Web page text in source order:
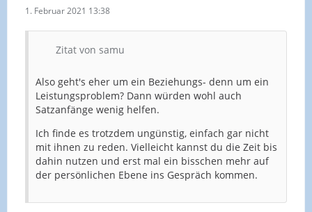
1. Februar 2021 13:38
Zitat von samu
Also geht's eher um ein Beziehungs- denn um ein
Leistungsproblem? Dann würden wohl auch
Satzanfänge wenig helfen.
Ich finde es trotzdem ungünstig, einfach gar nicht
mit ihnen zu reden. Vielleicht kannst du die Zeit bis
dahin nutzen und erst mal ein bisschen mehr auf
der persönlichen Ebene ins Gespräch kommen.